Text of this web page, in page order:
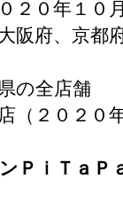
２０年１０
阪府、京
の全店舗
（２０２０
ＰｉＴａ